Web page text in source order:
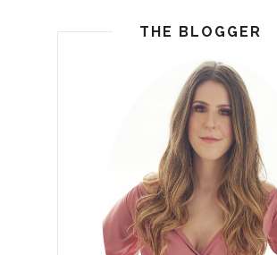
THE BLOGGER